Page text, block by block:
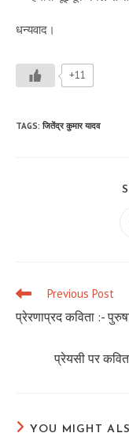
धन्यवाद।
+11
TAGS: जितेंद्र कुमार यादव
Read
more
articles
Previous Post
प्रेरणाप्रद कविता :-
प्रेयसी पर
YOU MIGHT